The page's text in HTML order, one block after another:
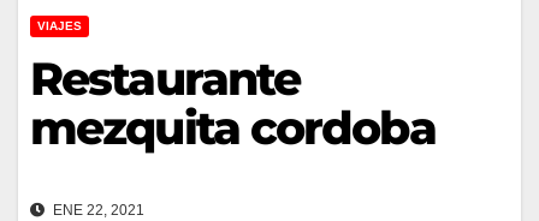
VIAJES
Restaurante
mezquita cordoba
ENE 22, 2021